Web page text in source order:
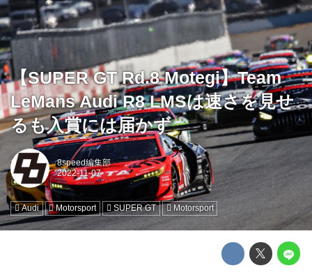
【SUPER GT Rd.8 Motegi】Team
LeMans Audi R8 LMSは速さを見せ
るも入賞には届かず
8speed編集部
Audi Motorsport SUPER GT Motorsport